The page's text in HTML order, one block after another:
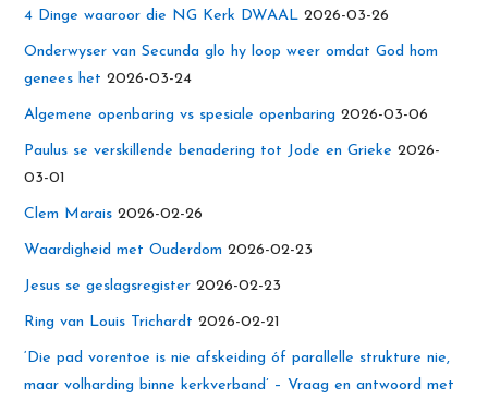
4 Dinge waaroor die NG Kerk DWAAL 2026-03-26
Onderwyser van Secunda glo hy loop weer omdat God hom
genees het 2026-03-24
Algemene openbaring vs spesiale openbaring 2026-03-06
Paulus se verskillende benadering tot Jode en Grieke 2026-
03-01
Clem Marais 2026-02-26
Waardigheid met Ouderdom 2026-02-23
Jesus se geslagsregister 2026-02-23
Ring van Louis Trichardt 2026-02-21
‘Die pad vorentoe is nie afskeiding óf parallelle strukture nie,
maar volharding binne kerkverband’ – Vraag en antwoord met